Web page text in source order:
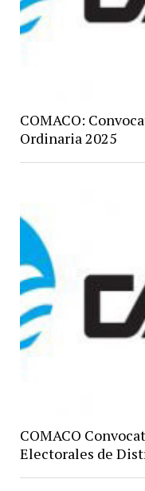
COMACO:
Ordinaria 2025
COMACO
Electorales de